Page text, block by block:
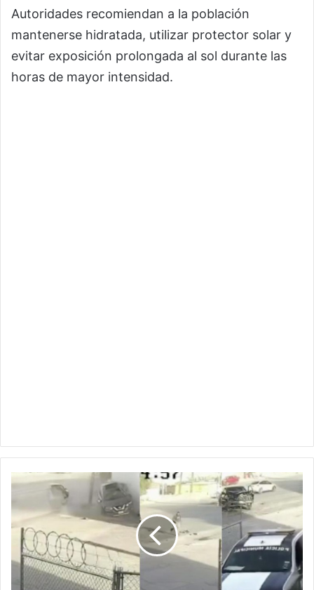
Autoridades recomiendan a la población
mantenerse hidratada, utilizar protector solar y
evitar exposición prolongada al sol durante las
horas de mayor intensidad.
Captan
momento
exacto
del
brut4l
ch0que
tras
persecución